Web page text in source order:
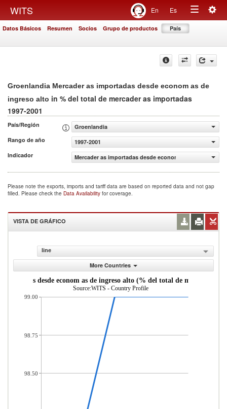
WITS En Es
Toggle
Datos Básicos Resumen Socios Grupo de productos País
Groenlandia Mercader as importadas desde econom as de
ingreso alto in % del total de mercader as importadas
1997-2001
País/Región
Groenlandia
Rango de año
1997-2001
Indicador
Mercader as importadas desde econom as de ingreso
Please note the exports, imports and tariff data are based on reported data and not gap
filled. Please check the Data Availability for coverage.
VISTA DE GRÁFICO
line
More Countries
desde econom as de ingreso alto (% del total de mercader as
Source:WITS - Country Profile
99.00
98.75
98.50